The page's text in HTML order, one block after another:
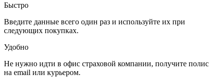
Быстро
Введите данные всего один раз и используйте их при
следующих покупках.
Удобно
Не нужно идти в офис страховой компании, получите полис
на email или курьером.